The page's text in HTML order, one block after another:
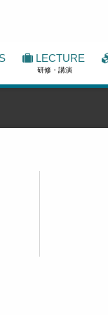
LECTURE
研修・講演